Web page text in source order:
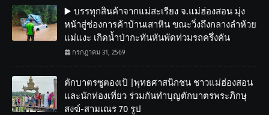
▶️ บรรทุกสินค้าจากแม่สะเรียง จ.แม่ฮ่องสอน มุ่ง
หน้าสู่ช่องการค้าบ้านเสาหิน ขณะวิ่งถึงกลางลำห้วย
แม่แงะ เกิดน้ำป่ากะทันหันพัดท่วมรถครึ่งคัน
กรกฎาคม 31, 2569
ตักบาตรซูตองเป้ |พุทธศาสนิกชน ชาวแม่ฮ่องสอน
และนักท่องเที่ยว ร่วมกันทำบุญตักบาตรพระภิกษุ
สงฆ์-สามเณร 70 รูป